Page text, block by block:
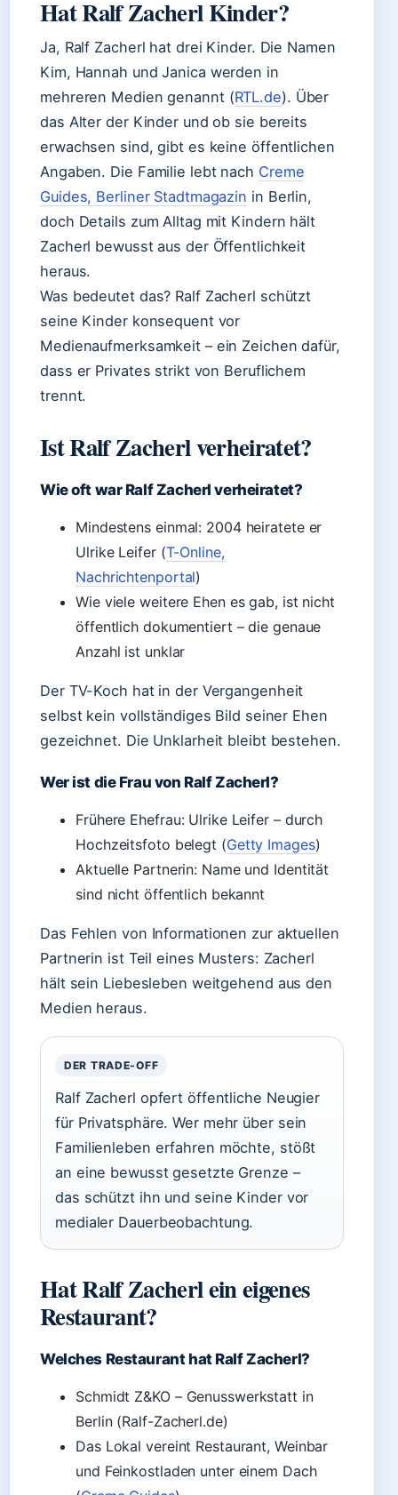
Hat Ralf Zacherl Kinder?
Ja, Ralf Zacherl hat drei Kinder. Die Namen
Kim, Hannah und Janica werden in
mehreren Medien genannt (RTL.de). Über
das Alter der Kinder und ob sie bereits
erwachsen sind, gibt es keine öffentlichen
Angaben. Die Familie lebt nach Creme
Guides, Berliner Stadtmagazin in Berlin,
doch Details zum Alltag mit Kindern hält
Zacherl bewusst aus der Öffentlichkeit
heraus.
Was bedeutet das? Ralf Zacherl schützt
seine Kinder konsequent vor
Medienaufmerksamkeit – ein Zeichen dafür,
dass er Privates strikt von Beruflichem
trennt.
Ist Ralf Zacherl verheiratet?
Wie oft war Ralf Zacherl verheiratet?
Mindestens einmal: 2004 heiratete er
Ulrike Leifer (T-Online,
Nachrichtenportal)
Wie viele weitere Ehen es gab, ist nicht
öffentlich dokumentiert – die genaue
Anzahl ist unklar
Der TV-Koch hat in der Vergangenheit
selbst kein vollständiges Bild seiner Ehen
gezeichnet. Die Unklarheit bleibt bestehen.
Wer ist die Frau von Ralf Zacherl?
Frühere Ehefrau: Ulrike Leifer – durch
Hochzeitsfoto belegt (Getty Images)
Aktuelle Partnerin: Name und Identität
sind nicht öffentlich bekannt
Das Fehlen von Informationen zur aktuellen
Partnerin ist Teil eines Musters: Zacherl
hält sein Liebesleben weitgehend aus den
Medien heraus.
DER TRADE-OFF
Ralf Zacherl opfert öffentliche Neugier
für Privatsphäre. Wer mehr über sein
Familienleben erfahren möchte, stößt
an eine bewusst gesetzte Grenze –
das schützt ihn und seine Kinder vor
medialer Dauerbeobachtung.
Hat Ralf Zacherl ein eigenes
Restaurant?
Welches Restaurant hat Ralf Zacherl?
Schmidt Z&KO – Genusswerkstatt in
Berlin (Ralf-Zacherl.de)
Das Lokal vereint Restaurant, Weinbar
und Feinkostladen unter einem Dach